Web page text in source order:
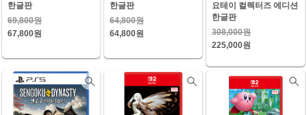
한글판
69,800원
67,800원
한글판
64,800원
64,800원
요테이 컬렉터즈 에디션
한글판
308,000원
225,000원